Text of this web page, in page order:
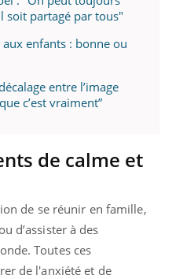
soit partagé par tous"
enfants : bonne ou
entre l’image
c’est vraiment”
de calme et
de se réunir en famille,
d’assister à des
Toutes ces
de l'anxiété et de